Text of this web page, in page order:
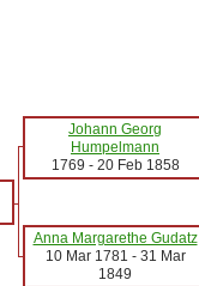
Johann Georg
Humpelmann
1769 - 20 Feb 1858
Anna Margarethe Gudatz
10 Mar 1781 - 31 Mar
1849